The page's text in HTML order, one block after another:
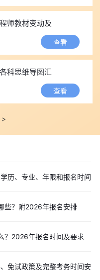
师教材变动及
查看
科思维导图汇
查看
>
历、专业、年限和报名时间
些？附2026年报名安排
？2026年报名时间及要求
免试政策及完整考务时间安